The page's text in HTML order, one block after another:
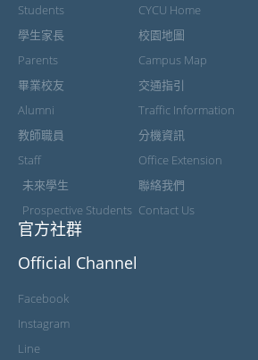
Students
學生家長
Parents
畢業校友
Alumni
教師職員
Staff
未來學生
Prospective Students
CYCU Home
校園地圖
Campus Map
交通指引
Traffic Information
分機資訊
Office Extension
聯絡我們
Contact Us
官方社群
Official Channel
Facebook
Instagram
Line